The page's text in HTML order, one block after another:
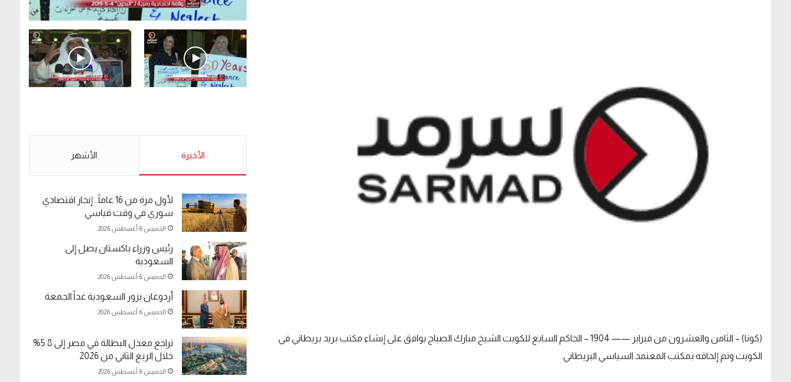
(كونا) – الثامن والعشرون من فبراير —— 1904 – الحاكم السابع للكويت الشيخ مبارك الصباح يوافق على إنشاء مكتب بريد بريطاني في
الكويت وتم إلحاقه بمكتب المعتمد السياسي البريطاني.
.وقفة احتجاجية رمزية لـ”#البدون” في ساحة الإرادة
الأحد 5 مايو 2019
مخدرات يعني ولا خمر؟!.
الأخيرة الأشهر
لأول مرة من 16 عاماً.. إنجاز اقتصادي
سوري في وقت قياسي
الخميس 6 أغسطس 2026
رئيس وزراء باكستان يصل إلى
السعودية
الخميس 6 أغسطس 2026
أردوغان يزور السعودية غداً الجمعة
الخميس 6 أغسطس 2026
تراجع معدل البطالة في مصر إلى 5.8%
خلال الربع الثاني من 2026
الخميس 6 أغسطس 2026